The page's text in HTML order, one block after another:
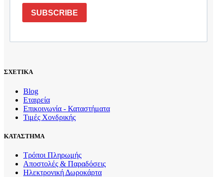
SUBSCRIBE
ΣΧΕΤΙΚΑ
Blog
Εταιρεία
Επικοινωνία - Καταστήματα
Τιμές Χονδρικής
ΚΑΤΑΣΤΗΜΑ
Τρόποι Πληρωμής
Αποστολές & Παραδόσεις
Ηλεκτρονική Δωροκάρτα